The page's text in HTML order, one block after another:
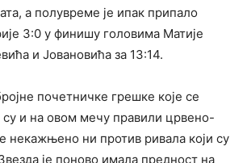
а полувреме је ипак припало
3:0 у финишу головима Матије
и Јовановића за 13:14.
почетничке грешке које се
су и на овом мечу правили црвено-
некажњено ни против ривала који су
је поново имала предност на